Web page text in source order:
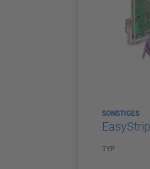
SONSTIGES
TYP